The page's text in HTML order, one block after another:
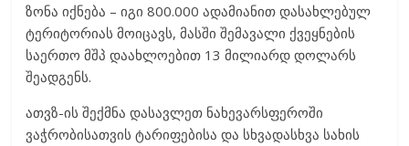
ზონა იქნება – იგი 800.000 ადამიანით დასახლებულ
ტერიტორიას მოიცავს, მასში შემავალი ქვეყნების
საერთო მშპ დაახლოებით 13 მილიარდ დოლარს
შეადგენს.
ათვზ-ის შექმნა დასავლეთ ნახევარსფეროში
ვაჭრობისათვის ტარიფებისა და სხვადასხვა სახის